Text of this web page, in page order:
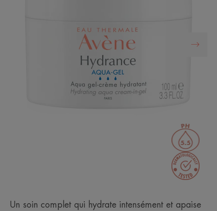
Un soin complet qui hydrate intensément et apaise